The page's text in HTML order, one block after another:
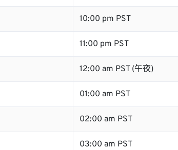
10:00 pm PST
11:00 pm PST
12:00 am PST (午夜)
01:00 am PST
02:00 am PST
03:00 am PST